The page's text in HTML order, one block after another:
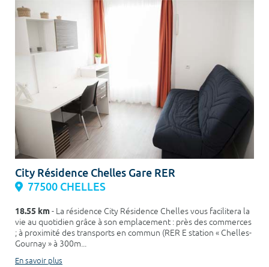
City Résidence Chelles Gare RER
77500 CHELLES
18.55 km- La résidence City Résidence Chelles vous facilitera la
vie au quotidien grâce à son emplacement : près des commerces
; à proximité des transports en commun (RER E station « Chelles-
Gournay » à 300m...
En savoir plus